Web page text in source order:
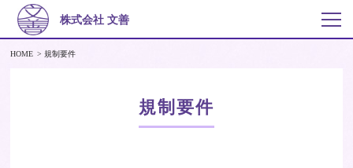
株式会社 文善
HOME 規制要件
規制要件